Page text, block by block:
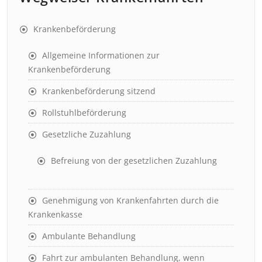
Krankenbeförderung
Allgemeine Informationen zur
Krankenbeförderung
Krankenbeförderung sitzend
Rollstuhlbeförderung
Gesetzliche Zuzahlung
Befreiung von der gesetzlichen Zuzahlung
Genehmigung von Krankenfahrten durch die
Krankenkasse
Ambulante Behandlung
Fahrt zur ambulanten Behandlung, wenn